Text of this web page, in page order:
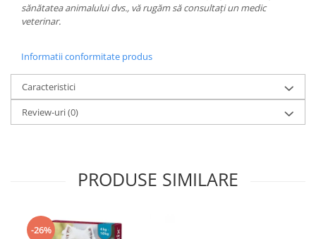
sănătatea animalului dvs., vă rugăm să consultați un medic
veterinar.
Informatii conformitate produs
Caracteristici
Review-uri(0)
PRODUSE SIMILARE
-26%